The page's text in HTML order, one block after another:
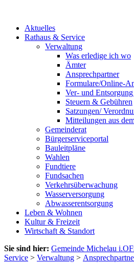
Aktuelles
Rathaus & Service
Verwaltung
Was erledige ich wo
Ämter
Ansprechpartner
Formulare/Online-
Ver- und
Steuern & Gebühren
Satzungen/
Mitteilungen aus
Gemeinderat
Bürgerserviceportal
Bauleitpläne
Wahlen
Fundtiere
Fundsachen
Verkehrsüberwachung
Wasserversorgung
Abwasserentsorgung
Leben & Wohnen
Kultur & Freizeit
Wirtschaft & Standort
Sie sind hier: Gemeinde Michelau
Service > Verwaltung >